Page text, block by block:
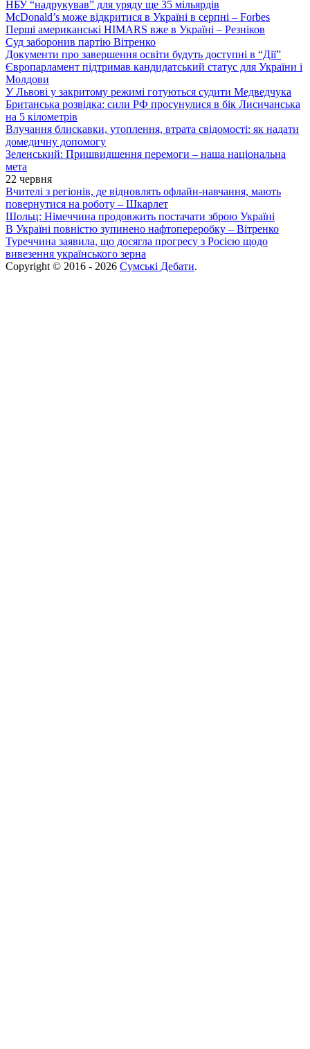
НБУ “надрукував” для уряду ще 35 мільярдів
McDonald’s може відкритися в Україні в серпні – Forbes
Перші американські HIMARS вже в Україні – Резніков
Суд заборонив партію Вітренко
Документи про завершення освіти будуть доступні в “Дії”
Європарламент підтримав кандидатський статус для України і
Молдови
У Львові у закритому режимі готуються судити Медведчука
Британська розвідка: сили РФ просунулися в бік Лисичанська
на 5 кілометрів
Влучання блискавки, утоплення, втрата свідомості: як надати
домедичну допомогу
Зеленський: Пришвидшення перемоги – наша національна
мета
22 червня
Вчителі з регіонів, де відновлять офлайн-навчання, мають
повернутися на роботу – Шкарлет
Шольц: Німеччина продовжить постачати зброю Україні
В Україні повністю зупинено нафтопереробку – Вітренко
Туреччина заявила, що досягла прогресу з Росією щодо
вивезення українського зерна
Copyright © 2016 - 2026 Сумські Дебати.